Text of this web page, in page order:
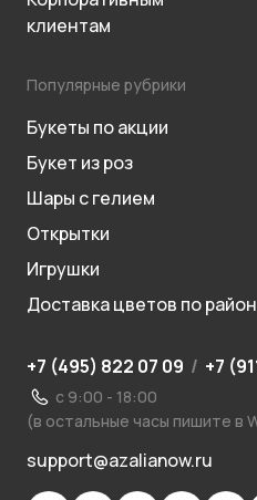
клиентам
Популярные рубрики
Букеты по акции
Букет из роз
Шары с гелием
Открытки
Игрушки
Доставка цветов по
+7 (495) 822 07 09 / +7
с 9:00 - 18:00
(в остальные часы пишите в
support@azalianow.ru